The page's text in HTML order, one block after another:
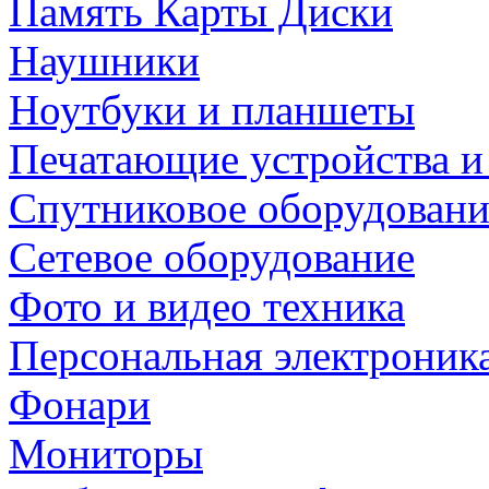
Память Карты Диски
Наушники
Ноутбуки и планшеты
Печатающие устройства
Спутниковое
Сетевое оборудование
Фото и видео техника
Персональная
Фонари
Мониторы